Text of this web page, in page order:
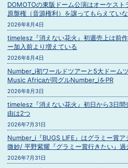
DOMOTOの東阪ドーム公演はオーケス
原盤権（音源権利）を譲ってもらえてい
2026年8月4日
timelesz『消えない花火』初週売上は前
ー加入前より増えている
2026年8月4日
Number_i初ワールドツアーと5大ドーム
Music Africaが同グルNumber_iをPR
2026年8月3日
timelesz『消えない花火』初日から3日間
由は2つ
2026年7月31日
Number_i『BUGS LIFE』はグラミー賞
微妙/ 平野紫耀『グラミー賞行きたい』過
2026年7月31日